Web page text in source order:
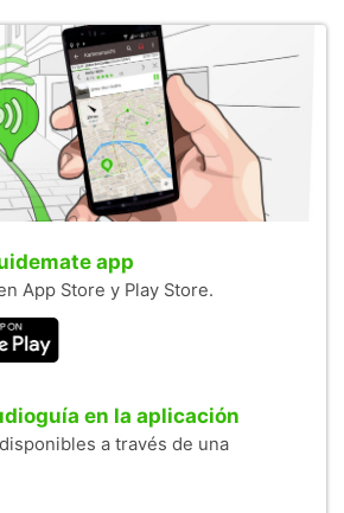
app
App Store y Play Store.
en la aplicación
a través de una